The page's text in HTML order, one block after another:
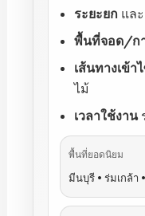
ระยะยก แล
พื้นที่จอด/ก
เส้นทางเข้า
ไม้
เวลาใช้งาน
พื้นที่ยอดนิยม
มีนบุรี • ร่มเกล้า